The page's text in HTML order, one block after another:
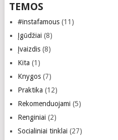
TEMOS
#instafamous(11)
Įgūdžiai (8)
Įvaizdis(8)
Kita (1)
Knygos(7)
Praktika (12)
Rekomenduojami (5)
Renginiai (2)
Socialiniai tinklai (27)